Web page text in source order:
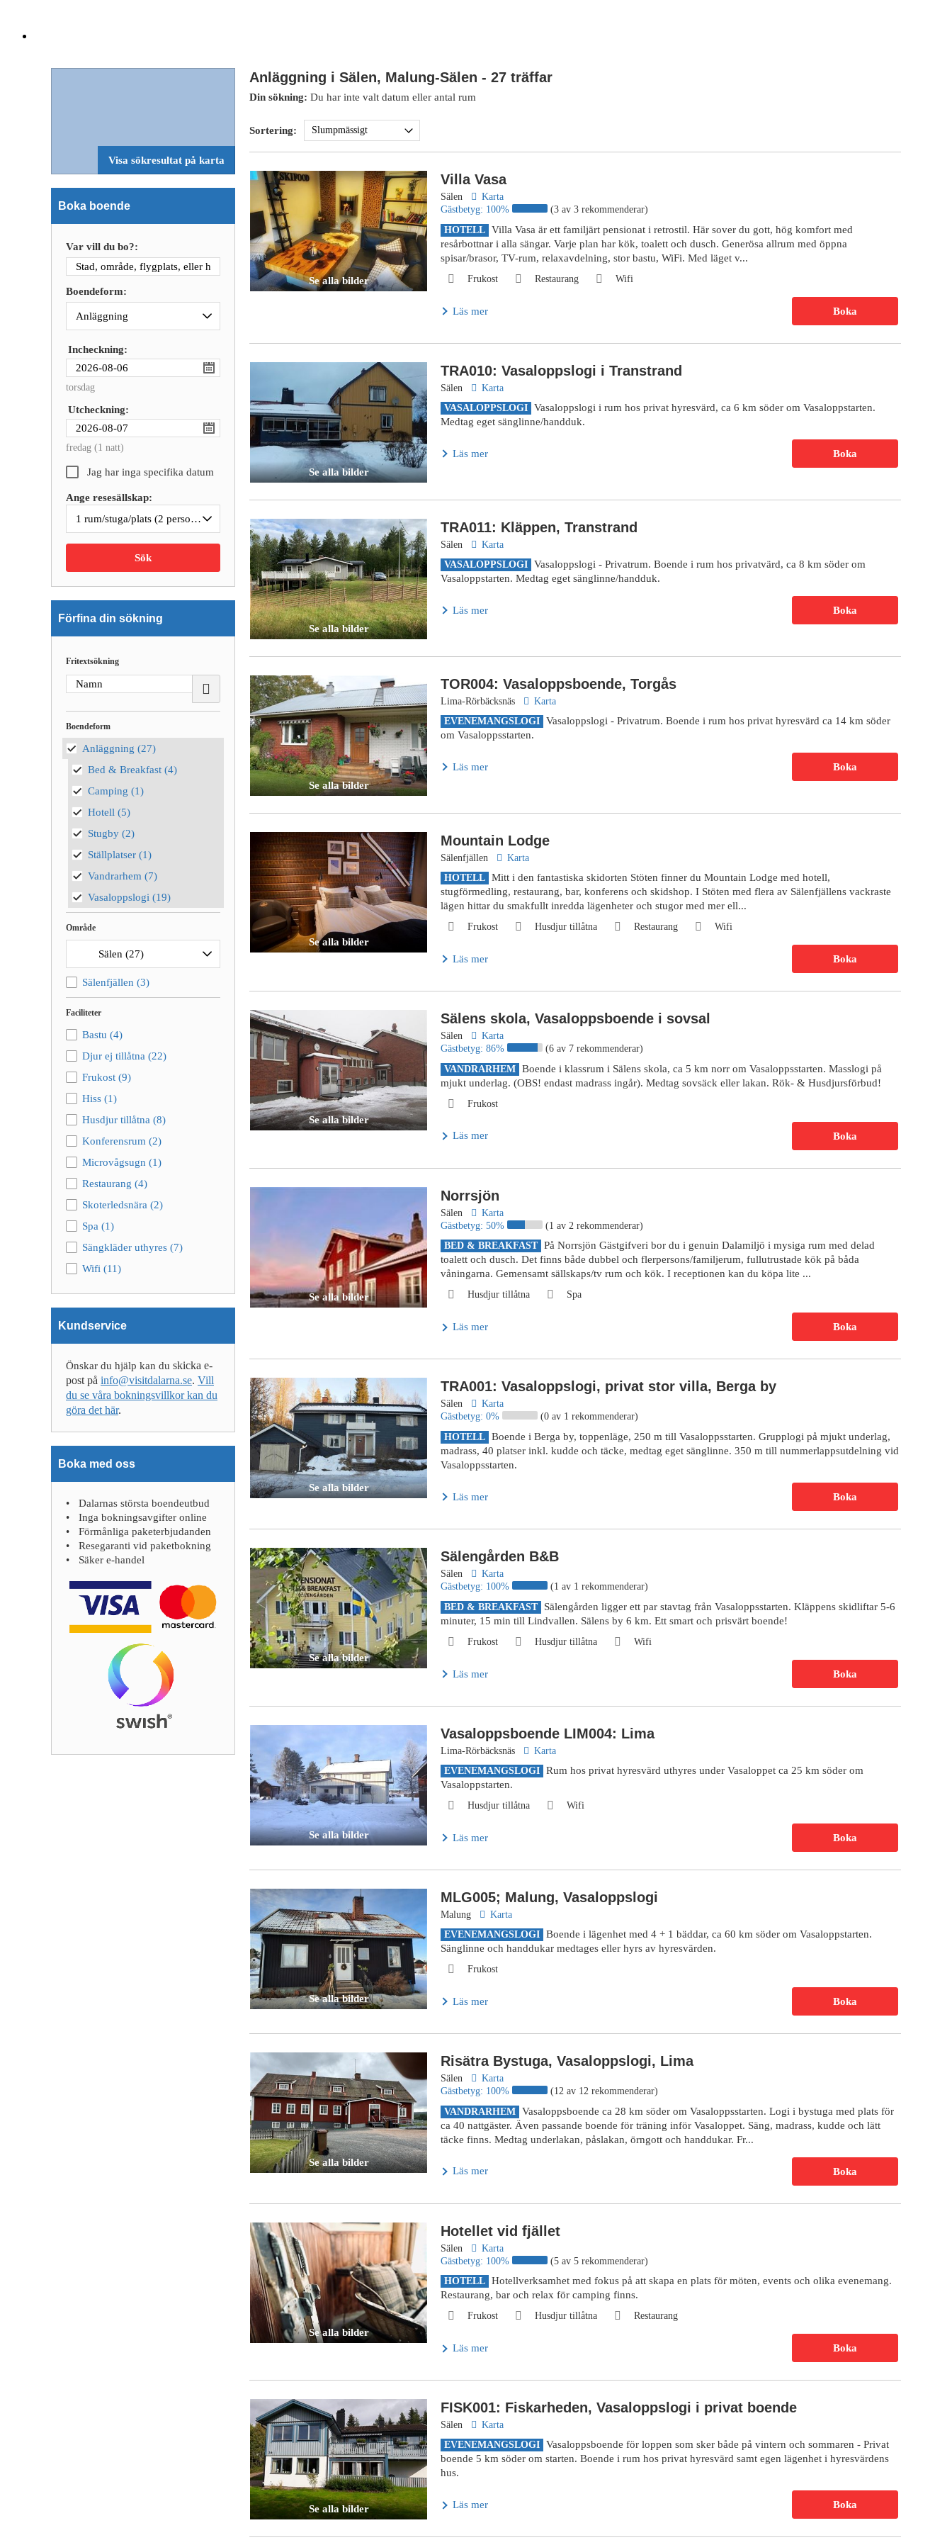
Anläggning i Sälen, Malung-Sälen - 27 träffar
Din sökning: Du har inte valt datum eller antal rum
Sortering:
Villa Vasa
Sälen
Karta
Gästbetyg: 100%
(3 av 3 rekommenderar)
HOTELL Villa Vasa är ett familjärt pensionat i retrostil. Här sover du gott, hög komfort med
resårbottnar i alla sängar. Varje plan har kök, toalett och dusch. Generösa allrum med öppna
spisar/brasor, TV-rum, relaxavdelning, stor bastu, WiFi. Med läget v...
Frukost Restaurang Wifi
Läs mer Boka
Se alla bilder
TRA010: Vasaloppslogi i Transtrand
Sälen
Karta
VASALOPPSLOGI Vasaloppslogi i rum hos privat hyresvärd, ca 6 km söder om Vasaloppstarten.
Medtag eget sänglinne/handduk.
Läs mer
Boka
Se alla bilder
TRA011: Kläppen, Transtrand
Sälen
Karta
VASALOPPSLOGI Vasaloppslogi - Privatrum. Boende i rum hos privatvärd, ca 8 km söder om
Vasaloppstarten. Medtag eget sänglinne/handduk.
Läs mer
Boka
Se alla bilder
TOR004: Vasaloppsboende, Torgås
Lima-Rörbäcksnäs
Karta
EVENEMANGSLOGI Vasaloppslogi - Privatrum. Boende i rum hos privat hyresvärd ca 14 km söder
om Vasaloppsstarten.
Läs mer
Boka
Se alla bilder
Mountain Lodge
Sälenfjällen
Karta
HOTELL Mitt i den fantastiska skidorten Stöten finner du Mountain Lodge med hotell,
stugförmedling, restaurang, bar, konferens och skidshop. I Stöten med flera av Sälenfjällens vackraste
lägen hittar du smakfullt inredda lägenheter och stugor med mer ell...
Frukost Husdjur tillåtna Restaurang Wifi
Läs mer Boka
Se alla bilder
Sälens skola, Vasaloppsboende i sovsal
Sälen
Karta
Gästbetyg: 86%
(6 av 7 rekommenderar)
VANDRARHEM Boende i klassrum i Sälens skola, ca 5 km norr om Vasaloppsstarten. Masslogi på
mjukt underlag. (OBS! endast madrass ingår). Medtag sovsäck eller lakan. Rök- & Husdjursförbud!
Frukost
Läs mer Boka
Se alla bilder
Norrsjön
Sälen
Karta
Gästbetyg: 50%
(1 av 2 rekommenderar)
BED & BREAKFAST På Norrsjön Gästgifveri bor du i genuin Dalamiljö i mysiga rum med delad
toalett och dusch. Det finns både dubbel och flerpersons/familjerum, fullutrustade kök på båda
våningarna. Gemensamt sällskaps/tv rum och kök. I receptionen kan du köpa lite ...
Husdjur tillåtna Spa
Läs mer Boka
Se alla bilder
TRA001: Vasaloppslogi, privat stor villa, Berga by
Sälen
Karta
Gästbetyg: 0%
(0 av 1 rekommenderar)
HOTELL Boende i Berga by, toppenläge, 250 m till Vasaloppsstarten. Grupplogi på mjukt underlag,
madrass, 40 platser inkl. kudde och täcke, medtag eget sänglinne. 350 m till nummerlappsutdelning vid
Vasaloppsstarten.
Läs mer Boka
Se alla bilder
Sälengården B&B
Sälen
Karta
Gästbetyg: 100%
(1 av 1 rekommenderar)
BED & BREAKFAST
Sälengården ligger ett par stavtag från Vasaloppsstarten. Kläppens skidliftar 5-6
minuter, 15 min till Lindvallen. Sälens by 6 km. Ett smart och prisvärt boende!
Frukost Husdjur tillåtna Wifi
Läs mer Boka
Se alla bilder
Vasaloppsboende LIM004: Lima
Lima-Rörbäcksnäs
Karta
EVENEMANGSLOGI Rum hos privat hyresvärd uthyres under Vasaloppet ca 25 km söder om
Vasaloppstarten.
Husdjur tillåtna Wifi
Läs mer Boka
Se alla bilder
MLG005; Malung, Vasaloppslogi
Malung
Karta
EVENEMANGSLOGI Boende i lägenhet med 4 + 1 bäddar, ca 60 km söder om Vasaloppstarten.
Sänglinne och handdukar medtages eller hyrs av hyresvärden.
Frukost
Läs mer Boka
Se alla bilder
Risätra Bystuga, Vasaloppslogi, Lima
Sälen
Karta
Gästbetyg: 100%
(12 av 12 rekommenderar)
VANDRARHEM Vasaloppsboende ca 28 km söder om Vasaloppsstarten. Logi i bystuga med plats för
ca 40 nattgäster. Även passande boende för träning inför Vasaloppet. Säng, madrass, kudde och lätt
täcke finns. Medtag underlakan, påslakan, örngott och handdukar. Fr...
Läs mer Boka
Se alla bilder
Hotellet vid fjället
Sälen
Karta
Gästbetyg: 100%
(5 av 5 rekommenderar)
HOTELL Hotellverksamhet med fokus på att skapa en plats för möten, events och olika evenemang.
Restaurang, bar och relax för camping finns.
Frukost Husdjur tillåtna Restaurang
Läs mer Boka
Se alla bilder
FISK001: Fiskarheden, Vasaloppslogi i privat boende
Sälen
Karta
EVENEMANGSLOGI Vasaloppsboende för loppen som sker både på vintern och sommaren - Privat
boende 5 km söder om starten. Boende i rum hos privat hyresvärd samt egen lägenhet i hyresvärdens
hus.
Läs mer Boka
Se alla bilder
Visa sökresultat på karta
Boka boende
Var vill du bo?:
Boendeform:
Incheckning:
torsdag
Utcheckning:
fredag (1 natt)
Jag har inga specifika datum
Ange resesällskap:
1 rum/stuga/plats (2 personer)
Sök
Förfina din sökning
Fritextsökning
Boendeform
Anläggning (27)
Bed & Breakfast (4)
Camping (1)
Hotell (5)
Stugby (2)
Ställplatser (1)
Vandrarhem (7)
Vasaloppslogi (19)
Område
Sälenfjällen (3)
Faciliteter
Bastu (4)
Djur ej tillåtna (22)
Frukost (9)
Hiss (1)
Husdjur tillåtna (8)
Konferensrum (2)
Microvågsugn (1)
Restaurang (4)
Skoterledsnära (2)
Spa (1)
Sängkläder uthyres (7)
Wifi (11)
Kundservice
Önskar du hjälp kan du skicka e-
post på info@visitdalarna.se. Vill
du se våra bokningsvillkor kan du
göra det här.
Boka med oss
Dalarnas största boendeutbud
Inga bokningsavgifter online
Förmånliga paketerbjudanden
Resegaranti vid paketbokning
Säker e-handel